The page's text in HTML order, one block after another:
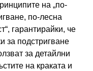
на „по-
по-лесна
гарантирайки, че
за подстригване
за детайлни
на краката и